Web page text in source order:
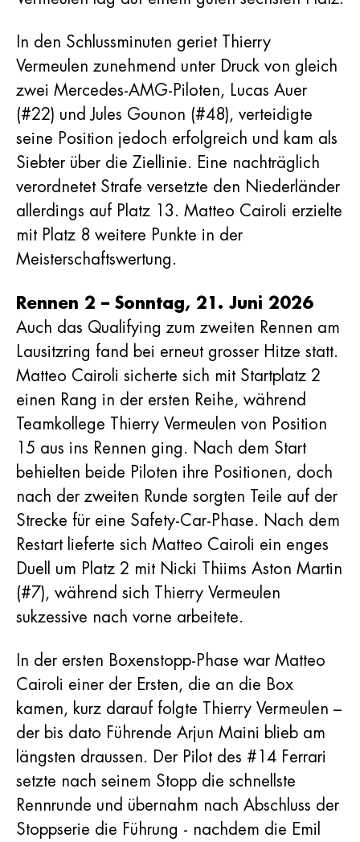
In den Schlussminuten geriet Thierry
Vermeulen zunehmend unter Druck von gleich
zwei Mercedes-AMG-Piloten, Lucas Auer
(#22) und Jules Gounon (#48), verteidigte
seine Position jedoch erfolgreich und kam als
Siebter über die Ziellinie. Eine nachträglich
verordnetet Strafe versetzte den Niederländer
allerdings auf Platz 13. Matteo Cairoli erzielte
mit Platz 8 weitere Punkte in der
Meisterschaftswertung.
Rennen 2 – Sonntag, 21. Juni 2026
Auch das Qualifying zum zweiten Rennen am
Lausitzring fand bei erneut grosser Hitze statt.
Matteo Cairoli sicherte sich mit Startplatz 2
einen Rang in der ersten Reihe, während
Teamkollege Thierry Vermeulen von Position
15 aus ins Rennen ging. Nach dem Start
behielten beide Piloten ihre Positionen, doch
nach der zweiten Runde sorgten Teile auf der
Strecke für eine Safety-Car-Phase. Nach dem
Restart lieferte sich Matteo Cairoli ein enges
Duell um Platz 2 mit Nicki Thiims Aston Martin
(#7), während sich Thierry Vermeulen
sukzessive nach vorne arbeitete.
In der ersten Boxenstopp-Phase war Matteo
Cairoli einer der Ersten, die an die Box
kamen, kurz darauf folgte Thierry Vermeulen –
der bis dato Führende Arjun Maini blieb am
längsten draussen. Der Pilot des #14 Ferrari
setzte nach seinem Stopp die schnellste
Rennrunde und übernahm nach Abschluss der
Stoppserie die Führung - nachdem die Emil